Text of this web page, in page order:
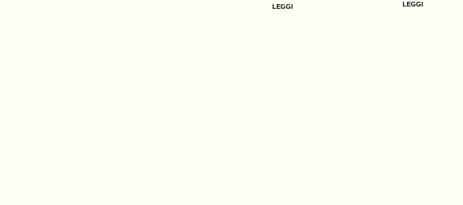
LEGGI LEGGI